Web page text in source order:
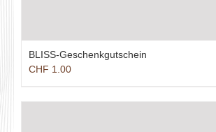
BLISS-Geschenkgutschein
CHF 1.00